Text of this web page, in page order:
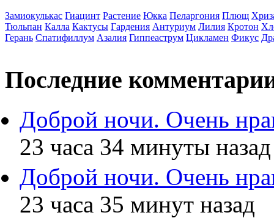
Замиокулькас Гиацинт Растение Юкка Пеларгония Плющ
Тюльпан Калла Кактусы Гардения Антуриум Лилия Кротон
Герань Спатифиллум Азалия Гиппеаструм Цикламен Фикус
Последние
Доброй ночи. Очень
23 часа 34 минуты назад
Доброй ночи. Очень
23 часа 35 минут назад